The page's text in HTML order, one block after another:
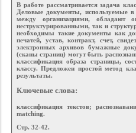
В работе рассматривается задача
Деловые документы, используемые
между организациями, обладают
неструктурированными, так и
необходимы такие документы как
печатей, устав, контракт, счет,
электронных архивов бумажные
(сканы страниц) могут быть
классификация образа страницы,
классу. Предложен простой метод
результаты.
Ключевые слова:
классификация текстов;
matching.
Стр. 32-42.